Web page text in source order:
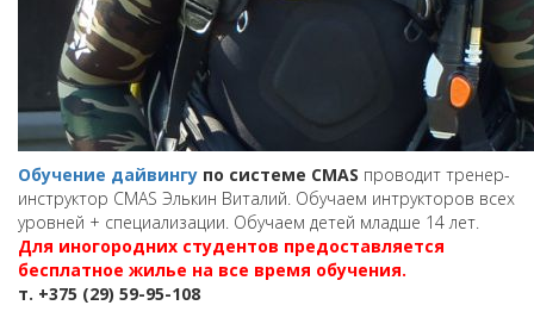
Обучение дайвингу по системе CMAS проводит тренер-
инструктор CMAS Элькин Виталий. Обучаем интрукторов всех
уровней + специализации. Обучаем детей младше 14 лет.
Для иногородних студентов предоставляется
бесплатное жилье на все время обучения.
т. +375 (29) 59-95-108